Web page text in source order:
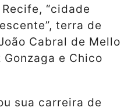
“cidade
terra de
Cabral de Mello
e Chico
sua carreira de